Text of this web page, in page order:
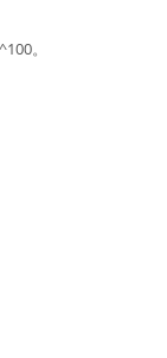
。